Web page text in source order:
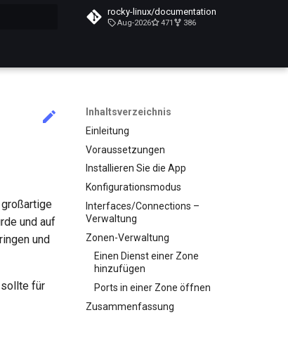
rocky-linux/documentation
Aug-2026 471 386
Inhaltsverzeichnis
Einleitung
Voraussetzungen
Installieren Sie die App
Konfigurationsmodus
Interfaces/Connections –
Verwaltung
Zonen-Verwaltung
Einen Dienst einer Zone
hinzufügen
Ports in einer Zone öffnen
Zusammenfassung
und auf
und
sollte für